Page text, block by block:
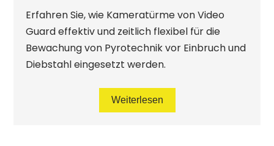
Erfahren Sie, wie Kameratürme von Video
Guard effektiv und zeitlich flexibel für die
Bewachung von Pyrotechnik vor Einbruch und
Diebstahl eingesetzt werden.
Weiterlesen